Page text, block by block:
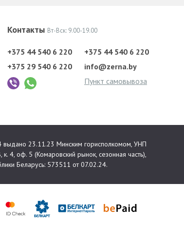
Контакты Вт-Вск: 9.00-19.00
+375 44 540 6 220
+375 29 540 6 220
+375 44 540 6 220
info@zerna.by
Пункт самовывоза
23.11.23 Минским горисполкомом, УНП
4, оф. 5 (Комаровский рынок, сезонная часть),
Беларусь: 573511 от 07.02.24.